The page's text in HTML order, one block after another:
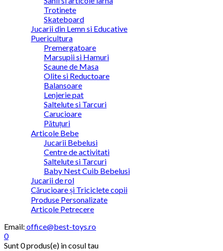
Trotinete
Skateboard
Jucarii din Lemn si Educative
Puericultura
Premergatoare
Marsupii si Hamuri
Scaune de Masa
Olite si Reductoare
Balansoare
Lenjerie pat
Saltelute si Tarcuri
Carucioare
Pătuțuri
Articole Bebe
Jucarii Bebelusi
Centre de activitati
Saltelute si Tarcuri
Baby Nest Cuib Bebelusi
Jucarii de rol
Cărucioare și Triciclete copii
Produse Personalizate
Articole Petrecere
Email: office@best-toys.ro
0
Sunt0 produs(e) in cosul tau